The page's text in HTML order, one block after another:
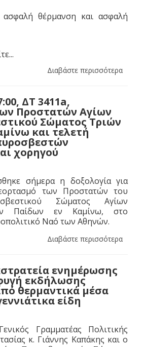
ασφαλή θέρμανση και ασφαλή
Διαβάστε περισσότερα
ΔΤ 3411a,
Προστατών Αγίων
Σώματος Τριών
και τελετή
χορηγού
σήμερα η δοξολογία για
των Προστατών του
Σώματος Αγίων
Παίδων εν Καμίνω, στο
Ναό των Αθηνών.
Διαβάστε περισσότερα
ενημέρωσης
εκδήλωσης
θερμαντικά μέσα
είδη
Γραμματέας Πολιτικής
κ. Γιάννης Καπάκης και ο